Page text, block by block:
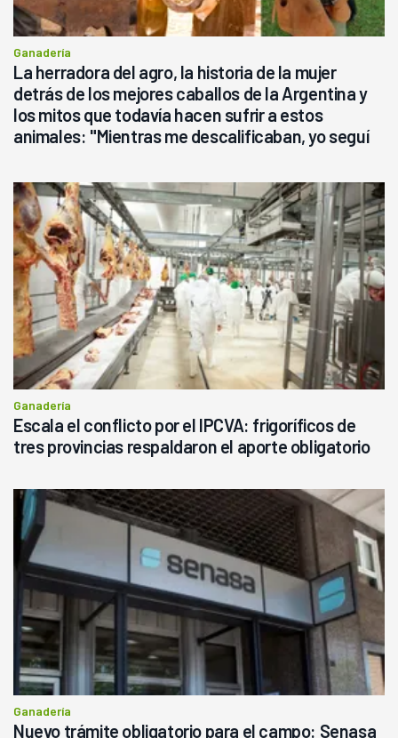
Ganadería
La herradora del agro, la historia de la mujer
detrás de los mejores caballos de la Argentina y
los mitos que todavía hacen sufrir a estos
animales: "Mientras me descalificaban, yo seguí
Ganadería
Escala el conflicto por el IPCVA: frigoríficos de
tres provincias respaldaron el aporte obligatorio
Ganadería
Nuevo trámite obligatorio para el campo: Senasa